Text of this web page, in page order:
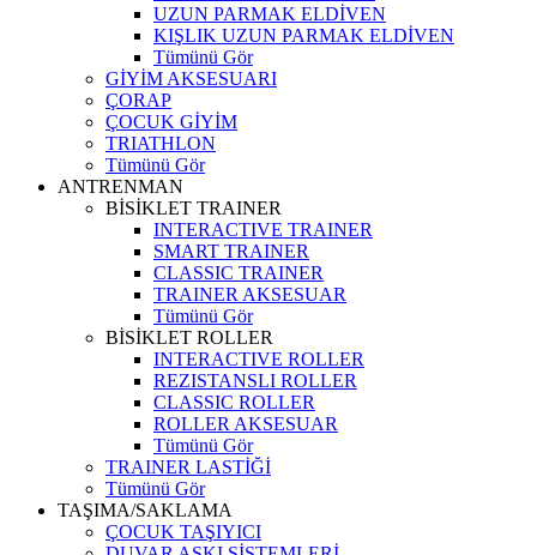
UZUN PARMAK ELDİVEN
KIŞLIK UZUN PARMAK ELDİVEN
Tümünü Gör
GİYİM AKSESUARI
ÇORAP
ÇOCUK GİYİM
TRIATHLON
Tümünü Gör
ANTRENMAN
BİSİKLET TRAINER
INTERACTIVE TRAINER
SMART TRAINER
CLASSIC TRAINER
TRAINER AKSESUAR
Tümünü Gör
BİSİKLET ROLLER
INTERACTIVE ROLLER
REZISTANSLI ROLLER
CLASSIC ROLLER
ROLLER AKSESUAR
Tümünü Gör
TRAINER LASTİĞİ
Tümünü Gör
TAŞIMA/SAKLAMA
ÇOCUK TAŞIYICI